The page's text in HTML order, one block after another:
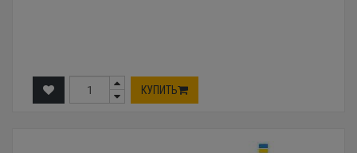
КУПИТЬ